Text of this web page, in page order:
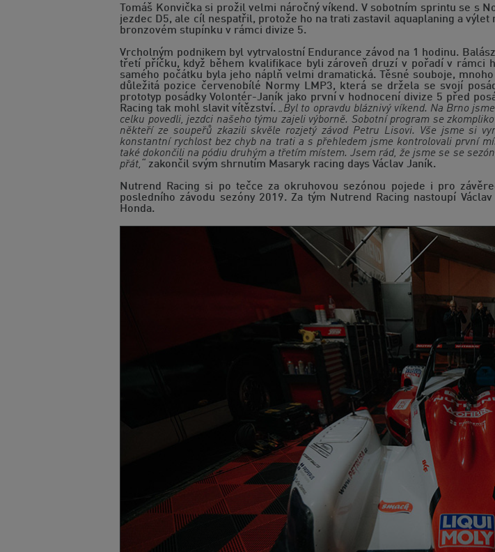
Tomáš Konvička si prožil velmi náročný víkend. V sobotním sprintu se s
jezdec D5, ale cíl nespatřil, protože ho na trati zastavil aquaplaning a
bronzovém stupínku v rámci divize 5.
Vrcholným podnikem byl vytrvalostní Endurance závod na 1 hodinu.
třetí příčku, když během kvalifikace byli zároveň druzí v pořadí v rámci
samého počátku byla jeho náplň velmi dramatická. Těsné souboje,
důležitá pozice červenobílé Normy LMP3, která se držela se svojí
prototyp posádky Volontér-Janík jako první v hodnocení divize 5 před
Racing tak mohl slavit vítězství. „Byl to opravdu bláznivý víkend. Na Brno
celku povedli, jezdci našeho týmu zajeli výborně. Sobotní program se
někteří ze soupeřů zkazili skvěle rozjetý závod Petru Lisovi. Vše jsme si
konstantní rychlost bez chyb na trati a s přehledem jsme kontrolovali první
také dokončili na pódiu druhým a třetím místem. Jsem rád, že jsme se se
přát,“
zakončil svým shrnutím Masaryk racing days Václav Janík.
Nutrend Racing si po tečce za okruhovou sezónou pojede i pro
posledního závodu sezóny 2019. Za tým Nutrend Racing nastoupí
Honda.